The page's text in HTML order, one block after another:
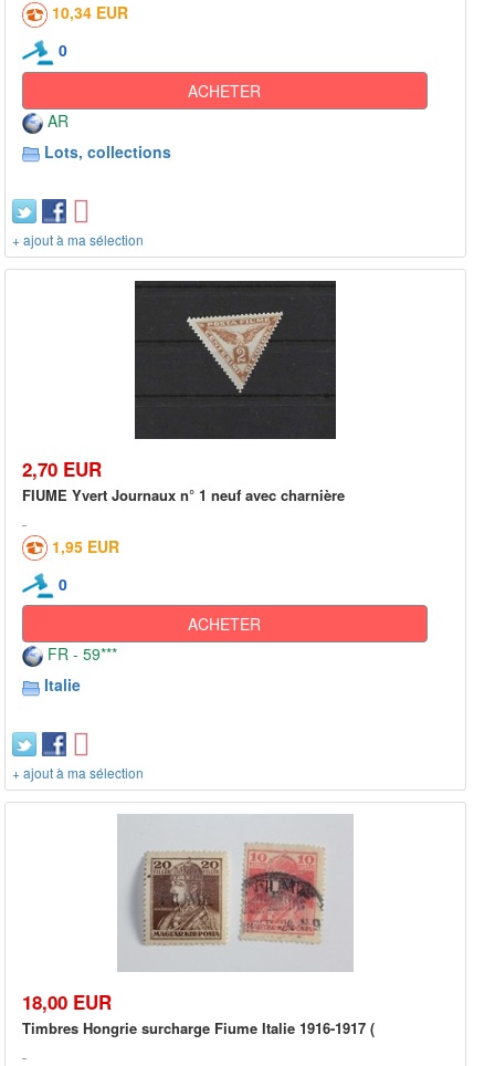
10,34 EUR
0
ACHETER
AR
Lots, collections
+ ajout à ma sélection
2,70 EUR
FIUME Yvert Journaux n° 1 neuf avec charnière
1,95 EUR
0
ACHETER
FR - 59***
Italie
+ ajout à ma sélection
18,00 EUR
Timbres Hongrie surcharge Fiume Italie 1916-1917 (